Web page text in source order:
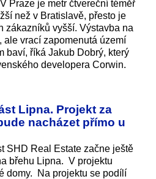
Praze je metr čtvereční téměř
než v Bratislavě, přesto je
zákazníků vyšší. Výstavba na
ale vrací zapomenutá území
baví, říká Jakub Dobrý, který
developera Corwin.
Lipna. Projekt za
nacházet přímo u
SHD Real Estate začne ještě
břehu Lipna. V projektu
domy. Na projektu se podílí